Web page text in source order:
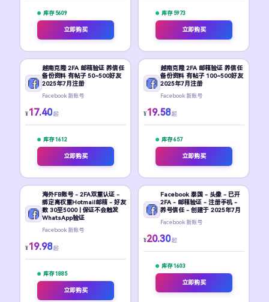
库存 5609
立即购买
库存 5973
立即购买
越南克隆 2FA 邮箱验证 养信任
备份资料 有帖子 50~500好友
2025年7月注册
Facebook 新账号
¥17.40 起
库存 1612
立即购买
越南克隆 2FA 邮箱验证 养信任
备份资料 有帖子 100~500好友
2025年7月注册
Facebook 新账号
¥19.58 起
库存 657
立即购买
海外FB账号 - 2FA双重认证 -
绑定高权重Hotmail邮箱 - 好友
数 30至5000 | 保证不会触发
WhatsApp验证
Facebook 新账号
¥19.98 起
库存 1885
立即购买
Facebook 泰国 - 头像 - 已开
2FA - 邮箱验证 - 注册手机 -
养号信任 - 创建于 2025年7月
Facebook 新账号
¥20.30 起
库存 1603
立即购买